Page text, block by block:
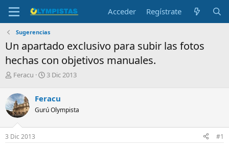
Acceder Regístrate
Sugerencias
Un apartado exclusivo para subir las fotos
hechas con objetivos manuales.
I
i
c
i
a
d
o
Feracu
F
h
a
e
3 Dic 2013
Feracu
Gurú Olympista
3 Dic 2013 #1